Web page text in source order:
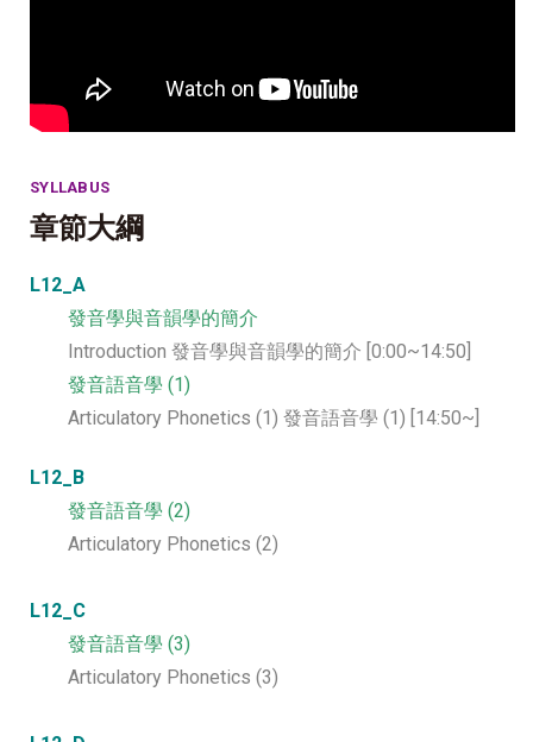
SYLLABUS
章節大綱
L12_A
發音學與音韻學的簡介
Introduction 發音學與音韻學的簡介 [0:00~14:50]
發音語音學 (1)
Articulatory Phonetics (1) 發音語音學 (1) [14:50~]
L12_B
發音語音學 (2)
Articulatory Phonetics (2)
L12_C
發音語音學 (3)
Articulatory Phonetics (3)